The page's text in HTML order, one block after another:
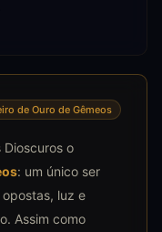
de Ouro de Gêmeos
o
: um único ser
luz e
Assim como